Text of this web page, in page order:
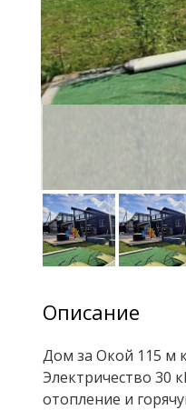
Описание
Дом за Окой 115 м
Электричество 30
отопление и